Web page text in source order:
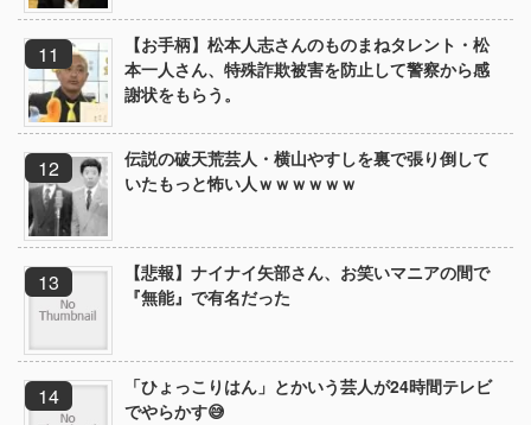
【お手柄】松本人志さんのものまねタレント・松
本一人さん、特殊詐欺被害を防止して警察から感
謝状をもらう。
伝説の破天荒芸人・横山やすしを裏で張り倒して
いたもっと怖い人ｗｗｗｗｗｗ
【悲報】ナイナイ矢部さん、お笑いマニアの間で
『無能』で有名だった
「ひょっこりはん」とかいう芸人が24時間テレビ
でやらかす😅